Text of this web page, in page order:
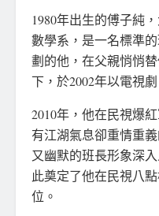
1980年出生的傅子純
數學系，是一名標準
劃的他，在父親悄悄
下，於2002年以電視
2010年，他在民視爆
有江湖氣息卻重情重
又幽默的班長形象深
此奠定了他在民視八
位。